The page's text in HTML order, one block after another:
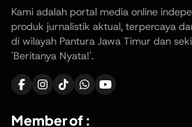
Kami adalah portal media online
produk jurnalistik aktual, terpercaya
di wilayah Pantura Jawa Timur dan
'Beritanya Nyata!'.
Member of :